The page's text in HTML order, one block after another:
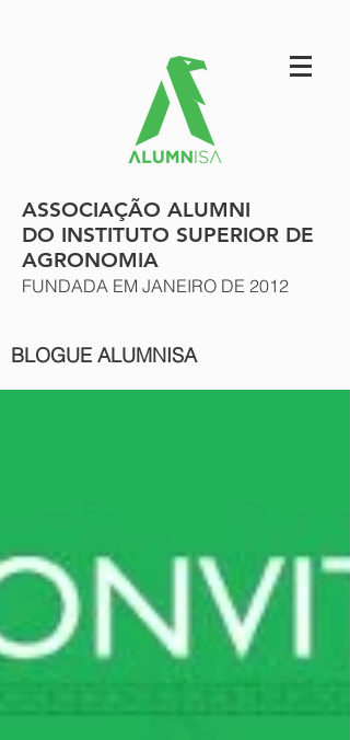
ASSOCIAÇÃO ALUMNI
DO INSTITUTO SUPERIOR DE
AGRONOMIA
FUNDADA EM JANEIRO DE 2012
BLOGUE ALUMNISA